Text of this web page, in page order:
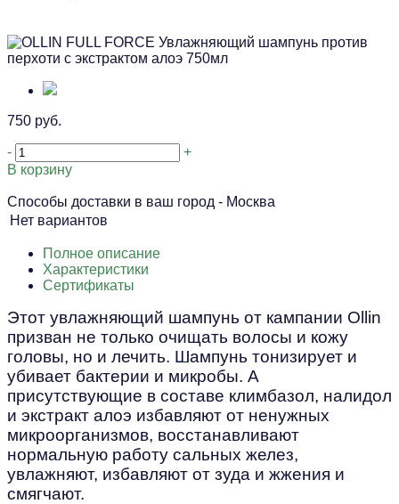
750 руб.
-
+
В корзину
Способы доставки в ваш город - Москва
Нет вариантов
Полное описание
Характеристики
Сертификаты
Этот увлажняющий шампунь от кампании Ollin
призван не только очищать волосы и кожу
головы, но и лечить. Шампунь тонизирует и
убивает бактерии и микробы. А
присутствующие в составе климбазол, налидол
и экстракт алоэ избавляют от ненужных
микроорганизмов, восстанавливают
нормальную работу сальных желез,
увлажняют, избавляют от зуда и жжения и
смягчают.